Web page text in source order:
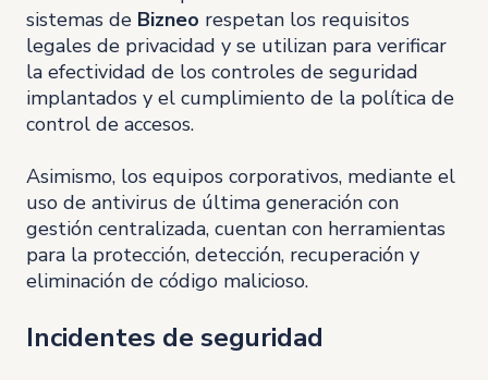
sistemas de Bizneo respetan los requisitos
legales de privacidad y se utilizan para verificar
la efectividad de los controles de seguridad
implantados y el cumplimiento de la política de
control de accesos.
Asimismo, los equipos corporativos, mediante el
uso de antivirus de última generación con
gestión centralizada, cuentan con herramientas
para la protección, detección, recuperación y
eliminación de código malicioso.
Incidentes de seguridad